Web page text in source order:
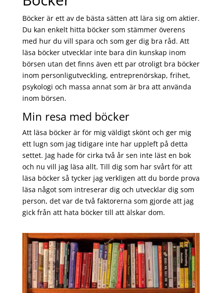
Böcker är ett av de bästa sätten att lära sig om aktier.
Du kan enkelt hitta böcker som stämmer överens
med hur du vill spara och som ger dig bra råd. Att
läsa böcker utvecklar inte bara din kunskap inom
börsen utan det finns även ett par otroligt bra böcker
inom personligutveckling, entreprenörskap, frihet,
psykologi och massa annat som är bra att använda
inom börsen.
Min resa med böcker
Att läsa böcker är för mig väldigt skönt och ger mig
ett lugn som jag tidigare inte har uppleft på detta
settet. Jag hade för cirka två år sen inte läst en bok
och nu vill jag läsa allt. Till dig som har svårt för att
läsa böcker så tycker jag verkligen att du borde prova
läsa något som intreserar dig och utvecklar dig som
person, det var de två faktorerna som gjorde att jag
gick från att hata böcker till att älskar dom.